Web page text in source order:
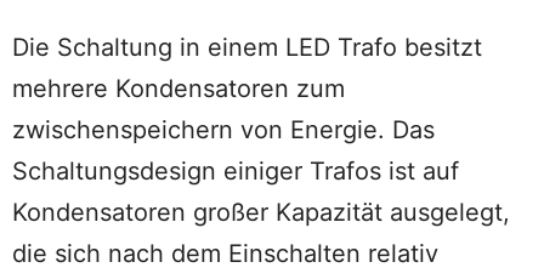
Die Schaltung in einem LED Trafo besitzt
mehrere Kondensatoren zum
zwischenspeichern von Energie. Das
Schaltungsdesign einiger Trafos ist auf
Kondensatoren großer Kapazität ausgelegt,
die sich nach dem Einschalten relativ